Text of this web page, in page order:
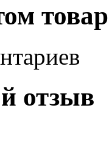
отзыв